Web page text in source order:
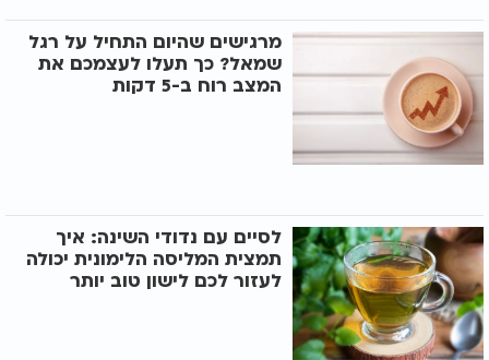
מרגישים שהיום התחיל על רגל
שמאל? כך תעלו לעצמכם את
המצב רוח ב-5 דקות
לסיים עם נדודי השינה: איך
תמצית המליסה הלימונית יכולה
לעזור לכם לישון טוב יותר